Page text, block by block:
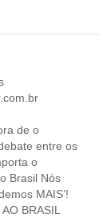
de o
entre os
o
Brasil Nós
MAIS’!
BRASIL